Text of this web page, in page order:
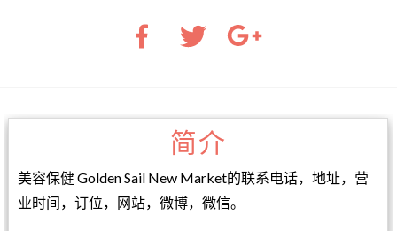
简介
美容保健 Golden Sail New Market的联系电话，地址，营
业时间，订位，网站，微博，微信。